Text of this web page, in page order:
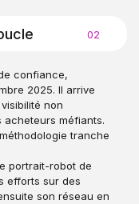
02
confiance,
2025. Il arrive
non
acheteurs méfiants.
tranche
portrait-robot de
efforts sur des
son réseau en